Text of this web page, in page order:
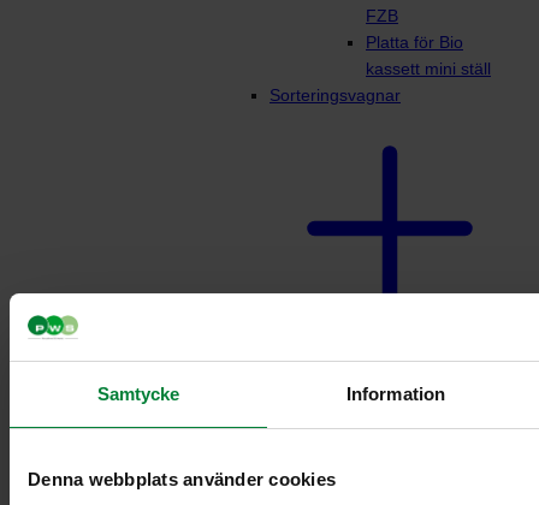
Samtycke Information
Denna webbplats använder cookies
FZB
Platta för Bio
kassett mini ställ
Sorteringsvagnar
fraktioner för